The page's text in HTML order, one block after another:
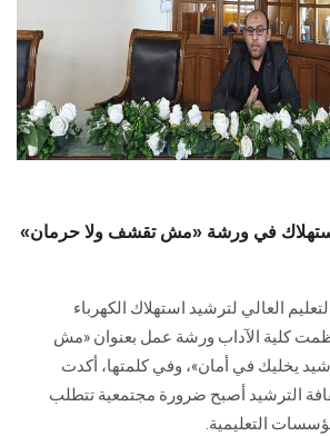
هيئة التدريس
الدراسات العليا
الزائـرون
سجل الان
في ورشة «مش تقشف ولا حرمان»
العالي لترشيد استهلاك الكهرباء
كلية الآداب ورشة عمل بعنوان «مش
يخليك في أمان»، وفي كلمتها، أكدت
الترشيد أصبح ضرورة مجتمعية تتطلب
التعليمية.